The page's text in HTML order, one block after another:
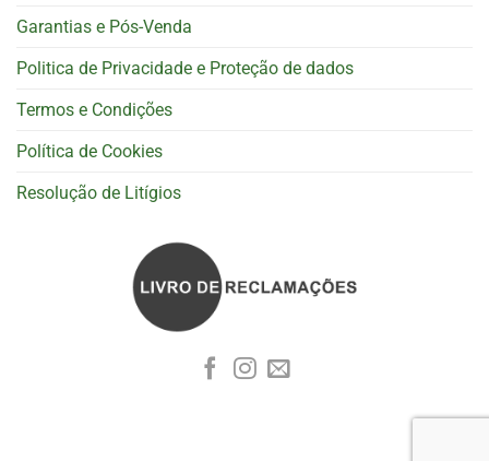
Garantias e Pós-Venda
Politica de Privacidade e Proteção de dados
Termos e Condições
Política de Cookies
Resolução de Litígios